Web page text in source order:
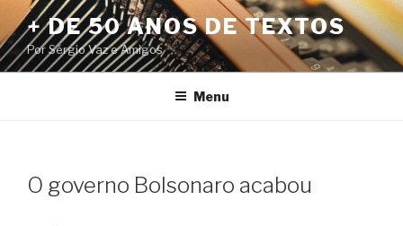
Pular
para
o
conteúdo
+ DE 50 ANOS DE TEXTOS
Por Sérgio Vaz e Amigos
Menu
O governo Bolsonaro acabou